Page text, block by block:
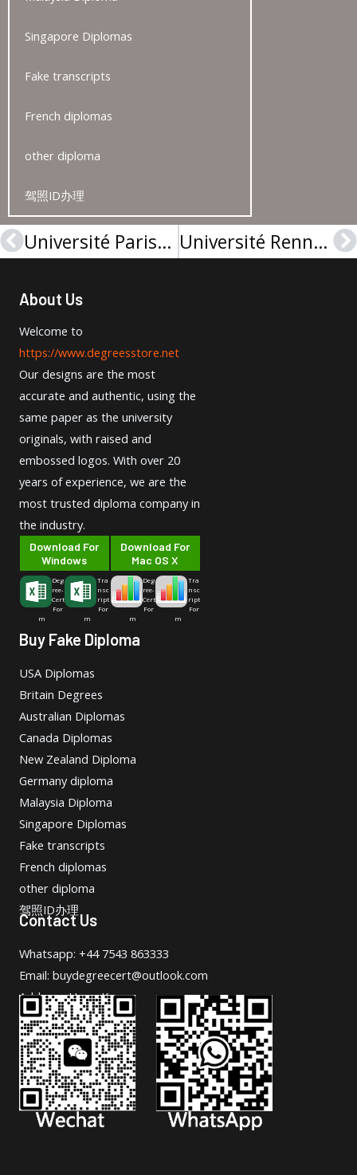
Singapore Diplomas
Fake transcripts
French diplomas
other diploma
驾照ID办理
Prev Université Paris-Dove-PSL Master Diplôme sample 2026, Université Paris Dauphine – PSL Licence Université Rennes 2 LICENCE sample from France
About Us
Welcome to
https://www.degreesstore.net
Our designs are the most
accurate and authentic, using the
same paper as the university
originals, with raised and
embossed logos. With over 20
years of experience, we are the
most trusted diploma company in
the industry.
Download For
Windows
Deg
ree-
Cert
For
m
Tra
nsc
ript
For
m
Download For
Mac OS X
Deg
ree-
Cert
For
m
Tra
nsc
ript
For
m
Buy Fake Diploma
USA Diplomas
Britain Degrees
Australian Diplomas
Canada Diplomas
New Zealand Diploma
Germany diploma
Malaysia Diploma
Singapore Diplomas
Fake transcripts
French diplomas
other diploma
驾照ID办理
Contact Us
Whatsapp: +44 7543 863333
Email: buydegreecert@outlook.com
Address: Hong Kong.